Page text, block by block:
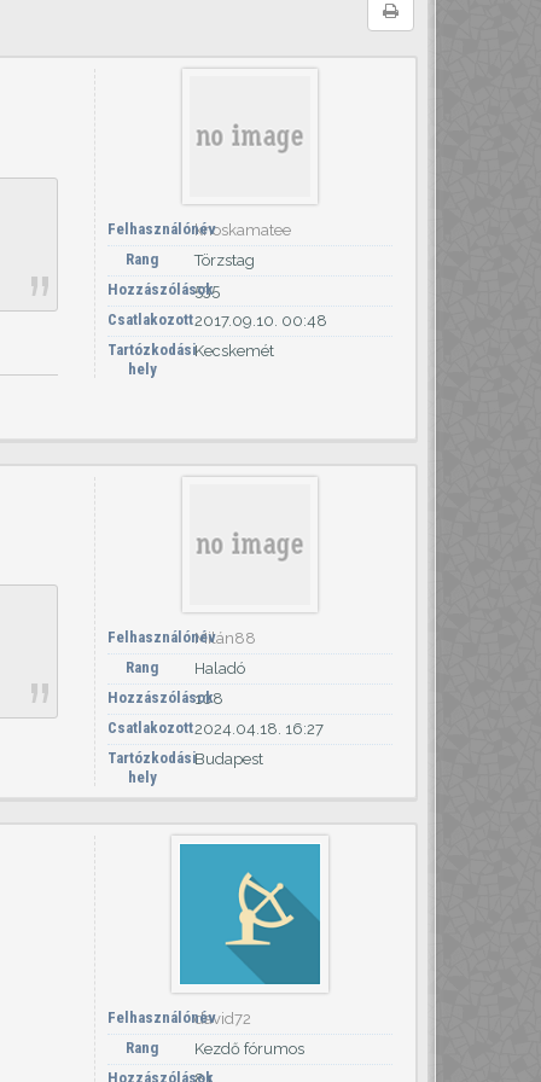
Felhasználónévknoskamatee
Rang
Törzstag
Hozzászólások
535
Csatlakozott2017.09.10. 00:48
Tartózkodási
hely
Kecskemét
FelhasználónévMilán88
Rang
Haladó
Hozzászólások
108
Csatlakozott2024.04.18. 16:27
Tartózkodási
hely
Budapest
Felhasználónévdavid72
Rang
Kezdő fórumos
Hozzászólások